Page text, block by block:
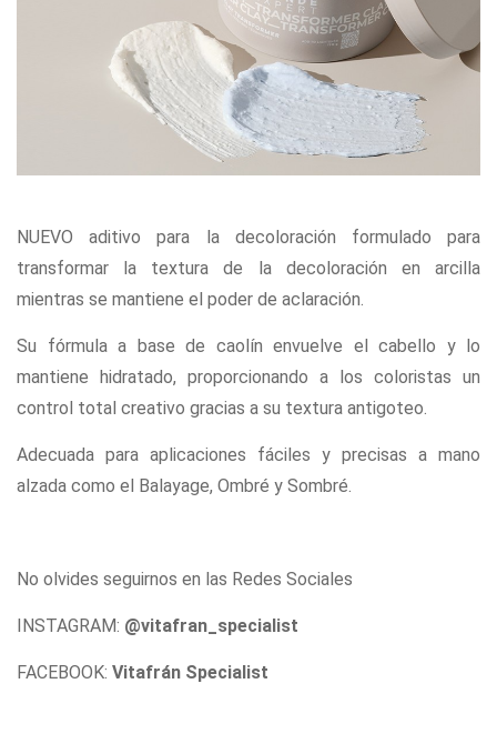
NUEVO aditivo para la decoloración formulado para
transformar la textura de la decoloración en arcilla
mientras se mantiene el poder de aclaración.
Su fórmula a base de caolín envuelve el cabello y lo
mantiene hidratado, proporcionando a los coloristas un
control total creativo gracias a su textura antigoteo.
Adecuada para aplicaciones fáciles y precisas a mano
alzada como el Balayage, Ombré y Sombré.
No olvides seguirnos en las Redes Sociales
INSTAGRAM: @vitafran_specialist
FACEBOOK: Vitafrán Specialist